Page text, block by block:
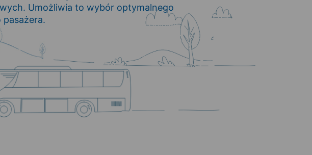
Umożliwia to wybór optymalnego